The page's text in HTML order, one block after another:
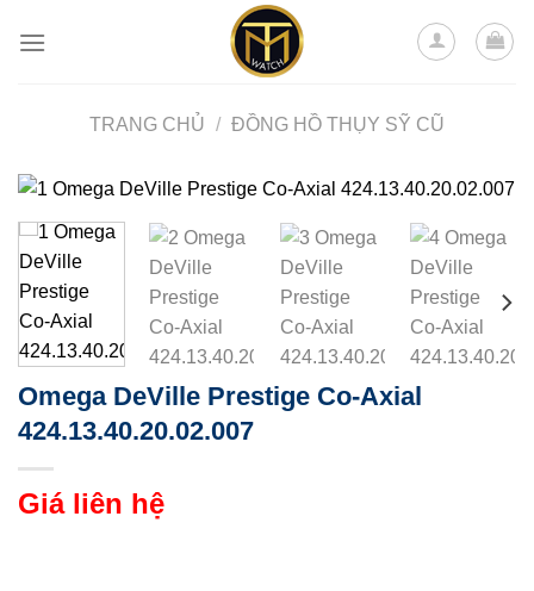
TRANG CHỦ / ĐỒNG HỒ THỤY SỸ CŨ
Omega DeVille Prestige Co-Axial
424.13.40.20.02.007
Giá liên hệ